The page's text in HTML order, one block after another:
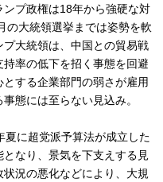
プ政権は18年から強硬な対
の大統領選挙までは姿勢を軟
大統領は、中国との貿易戦
率の低下を招く事態を回避
する企業部門の弱さが雇用
態には至らない見込み。
に超党派予算法が成立した
なり、景気を下支えする見
況の悪化などにより、大規